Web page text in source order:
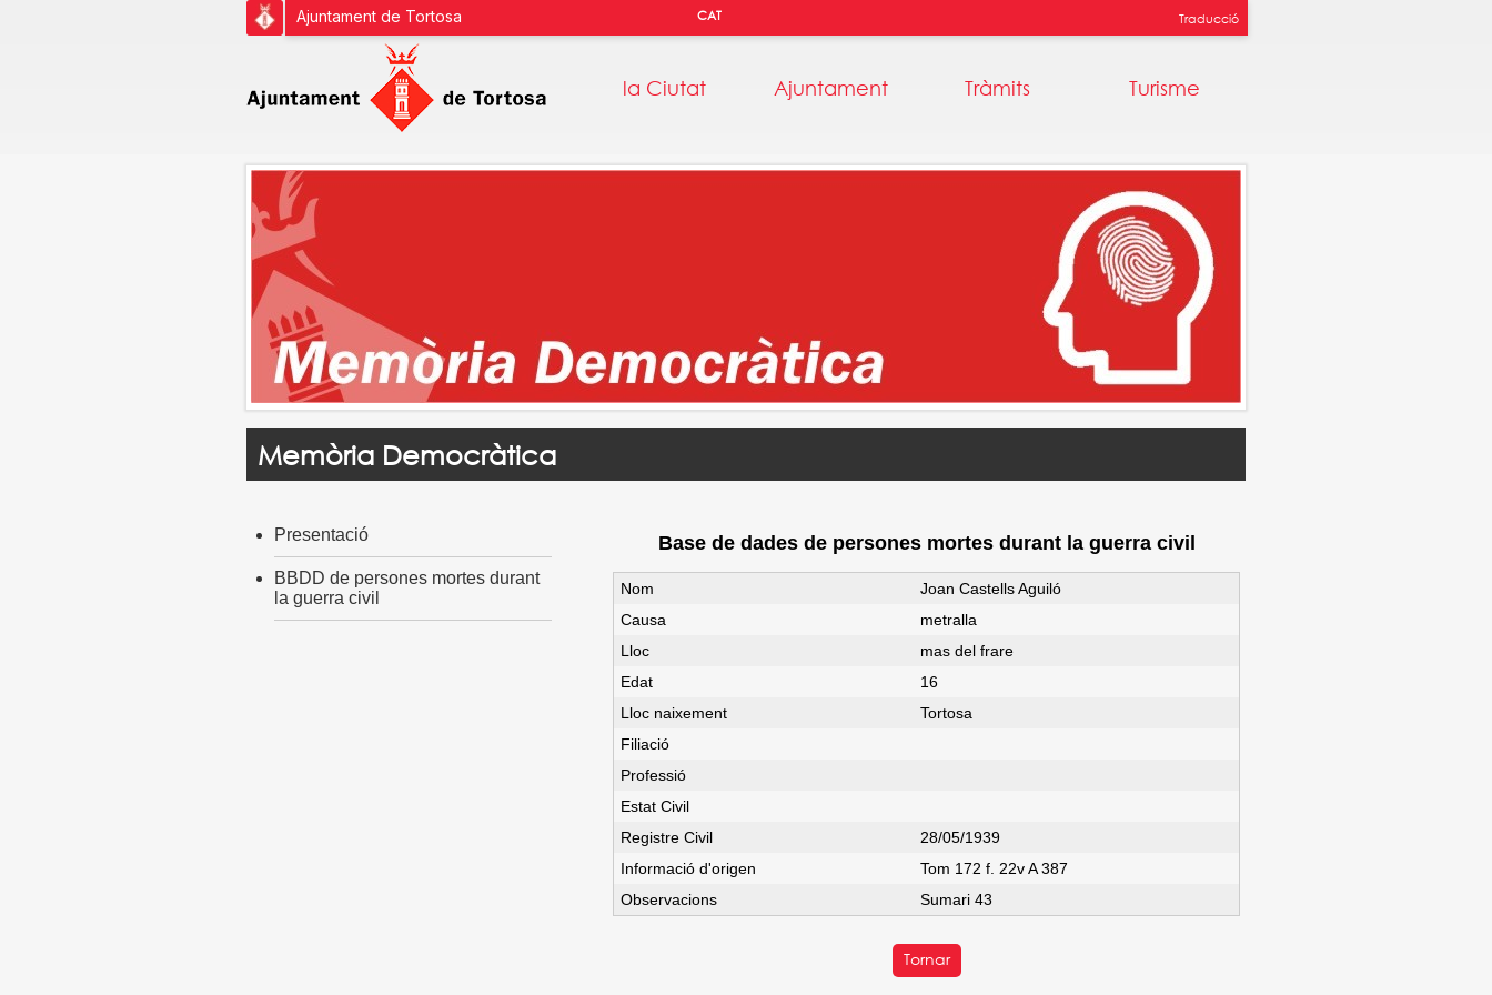
Ajuntament de Tortosa CAT Traducció
la Ciutat Ajuntament Tràmits Turisme
Memòria Democràtica
Presentació
BBDD de persones mortes durant
la guerra civil
Base de dades de persones mortes durant la guerra civil
Nom
Joan Castells Aguiló
Causa
metralla
Lloc
mas del frare
Edat
16
Lloc naixement
Tortosa
Filiació
Professió
Estat Civil
Registre Civil
28/05/1939
Informació d'origen
Tom 172 f. 22v A 387
Observacions
Sumari 43